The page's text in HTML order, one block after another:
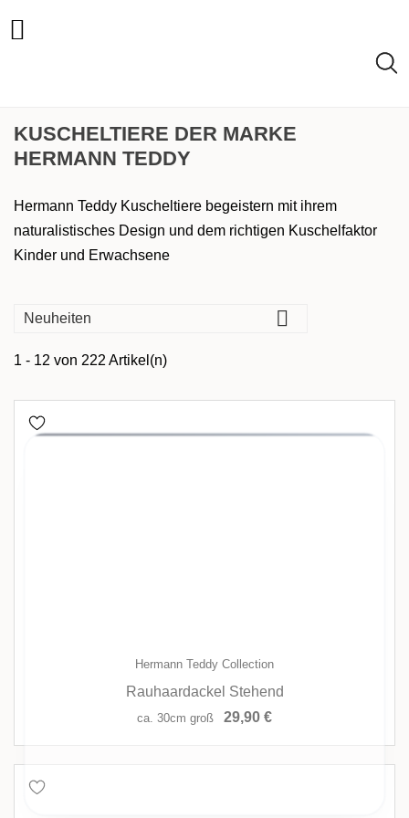

KUSCHELTIERE DER MARKE
HERMANN TEDDY
Hermann Teddy Kuscheltiere begeistern mit ihrem
naturalistisches Design und dem richtigen Kuschelfaktor
Kinder und Erwachsene
PRODUKTREIHE
TIERART
FARBE
Neuheiten 
1 - 12 von 222 Artikel(n)
Hermann Teddy Collection
Rauhaardackel Stehend
ca. 30cm groß 29,90 €
Onlineshops. Sitzungscookies werden automatisch
gelöscht, wenn Du Dein Browserfenster schließt.
verbessern. Sie sammeln anonyme Informationen,